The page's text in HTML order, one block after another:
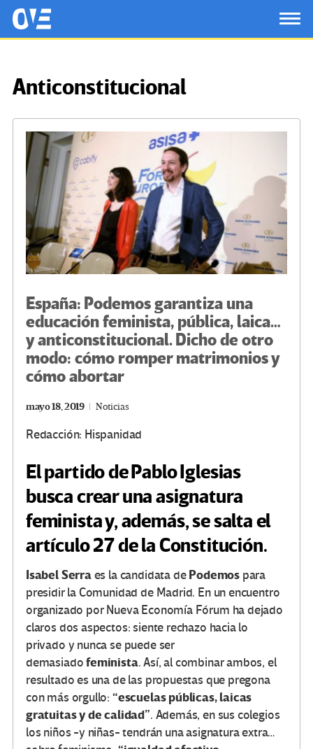
Saltar al contenido principal
OtrasVocesenEducacion.org
Anticonstitucional
España: Podemos garantiza una
educación feminista, pública, laica…
y anticonstitucional. Dicho de otro
modo: cómo romper matrimonios y
cómo abortar
mayo 18, 2019 Noticias
Redacción: Hispanidad
El partido de Pablo Iglesias
busca crear una asignatura
feminista y, además, se salta el
artículo 27 de la Constitución.
Isabel Serraes la candidata dePodemos para
presidir la Comunidad de Madrid. En un encuentro
organizado por Nueva Economía Fórum ha dejado
claros dos aspectos: siente rechazo hacia lo
privado y nunca se puede ser
demasiadofeminista. Así, al combinar ambos, el
resultado es una de las propuestas que pregona
con más orgullo: “escuelas públicas, laicas
gratuitas y de calidad”. Además, en sus colegios
los niños -y niñas- tendrán una asignatura extra…